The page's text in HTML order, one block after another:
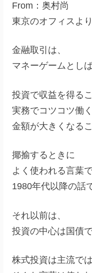
From：奥村尚
東京のオフィスより
金融取引は、
マネーゲームとし
投資で収益を得るこ
実務でコツコツ働
金額が大きくなる
揶揄するときに
よく使われる言葉で
1980年代以降の話
それ以前は、
投資の中心は国債で
株式投資は主流では